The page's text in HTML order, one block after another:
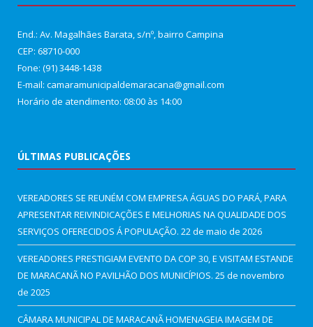
End.: Av. Magalhães Barata, s/nº, bairro Campina
CEP: 68710-000
Fone: (91) 3448-1438
E-mail: camaramunicipaldemaracana@gmail.com
Horário de atendimento: 08:00 às 14:00
ÚLTIMAS PUBLICAÇÕES
VEREADORES SE REUNÉM COM EMPRESA ÁGUAS DO PARÁ, PARA
APRESENTAR REIVINDICAÇÕES E MELHORIAS NA QUALIDADE DOS
SERVIÇOS OFERECIDOS Á POPULAÇÃO. 22 de maio de 2026
VEREADORES PRESTIGIAM EVENTO DA COP 30, E VISITAM ESTANDE
DE MARACANÃ NO PAVILHÃO DOS MUNICÍPIOS. 25 de novembro
de 2025
CÂMARA MUNICIPAL DE MARACANÃ HOMENAGEIA IMAGEM DE